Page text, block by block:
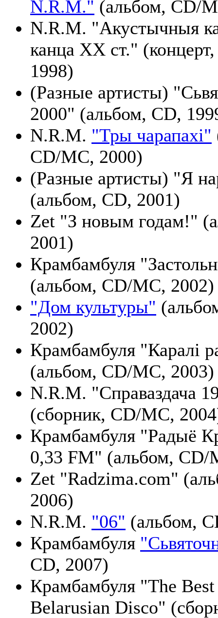
N.R.M." (альбом, CD/
N.R.M. "Акустычныя
канца XX ст."
1998)
(Разные артисты)
2000" (альбом, CD,
N.R.M. "Тры чарапахі"
CD/MC, 2000)
(Разные артисты) "Я
(альбом, CD, 2001)
Zet "З новым годам!"
2001)
Крамбамбуля
(альбом, CD/MC, 2002)
"Дом культуры"
2002)
Крамбамбуля "Каралі
(альбом, CD/MC, 2003)
N.R.M. "Справаздача
(сборник, CD/MC,
Крамбамбуля "Радыё
0,33 FM" (альбом, CD/
Zet "Radzima.com"
2006)
N.R.M. "06" (альбом,
Крамбамбуля
CD, 2007)
Крамбамбуля "The
Belarusian Disco"